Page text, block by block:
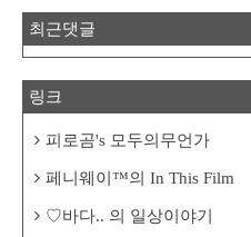
최근댓글
링크
피로곰's 모두의무언가
페니웨이™의 In This Film
♡바다.. 의 일상이야기